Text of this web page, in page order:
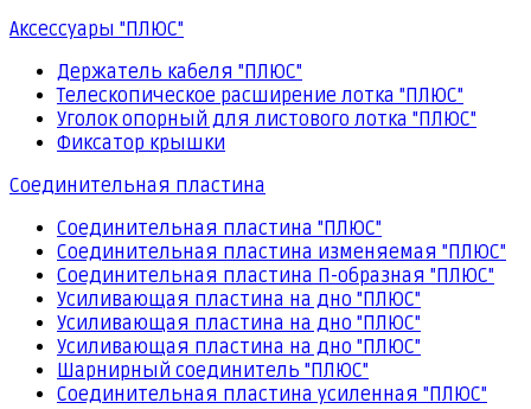
Аксессуары "ПЛЮС"
Держатель кабеля "ПЛЮС"
Телескопическое расширение лотка "ПЛЮС"
Уголок опорный для листового лотка "ПЛЮС"
Фиксатор крышки
Соединительная пластина
Соединительная пластина "ПЛЮС"
Соединительная пластина изменяемая "ПЛЮС"
Соединительная пластина П-образная "ПЛЮС"
Усиливающая пластина на дно "ПЛЮС"
Усиливающая пластина на дно "ПЛЮС"
Усиливающая пластина на дно "ПЛЮС"
Шарнирный соединитель "ПЛЮС"
Соединительная пластина усиленная "ПЛЮС"